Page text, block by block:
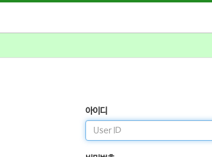
아이디